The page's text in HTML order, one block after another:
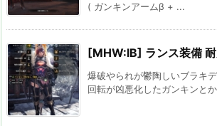
( ガンキンアームβ + ...
[MHW:IB] ランス装備
爆破やられが鬱陶しいブラキ
回転が凶悪化したガンキンと